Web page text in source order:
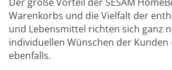
Warenkorbs und die Vielfalt der
und Lebensmittel richten sich ganz
individuellen Wünschen der Kunden
ebenfalls.